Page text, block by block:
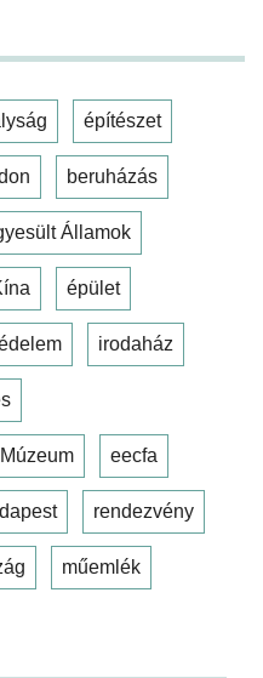
építészet
beruházás
Államok
épület
irodaház
Múzeum eecfa
rendezvény
műemlék